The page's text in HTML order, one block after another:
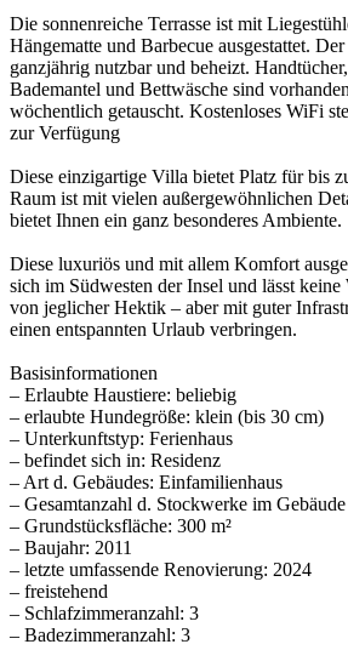
Die sonnenreiche Terrasse ist mit
Hängematte und Barbecue ausgestattet.
ganzjährig nutzbar und beheizt.
Bademantel und Bettwäsche sind
wöchentlich getauscht. Kostenloses WiFi
zur Verfügung
Diese einzigartige Villa bietet Platz für bis
Raum ist mit vielen außergewöhnlichen
bietet Ihnen ein ganz besonderes Ambiente.
Diese luxuriös und mit allem Komfort
sich im Südwesten der Insel und lässt
von jeglicher Hektik – aber mit guter
einen entspannten Urlaub verbringen.
Basisinformationen
– Erlaubte Haustiere: beliebig
– erlaubte Hundegröße: klein (bis 30 cm)
– Unterkunftstyp: Ferienhaus
– befindet sich in: Residenz
– Art d. Gebäudes: Einfamilienhaus
– Gesamtanzahl d. Stockwerke im
– Grundstücksfläche: 300 m²
– Baujahr: 2011
– letzte umfassende Renovierung: 2024
– freistehend
– Schlafzimmeranzahl: 3
– Badezimmeranzahl: 3